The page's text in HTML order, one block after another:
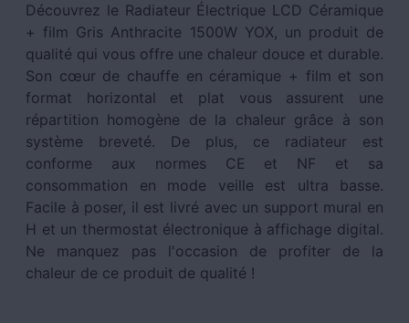
Découvrez le Radiateur Électrique LCD Céramique
+ film Gris Anthracite 1500W YOX, un produit de
qualité qui vous offre une chaleur douce et durable.
Son cœur de chauffe en céramique + film et son
format horizontal et plat vous assurent une
répartition homogène de la chaleur grâce à son
système breveté. De plus, ce radiateur est
conforme aux normes CE et NF et sa
consommation en mode veille est ultra basse.
Facile à poser, il est livré avec un support mural en
H et un thermostat électronique à affichage digital.
Ne manquez pas l'occasion de profiter de la
chaleur de ce produit de qualité !